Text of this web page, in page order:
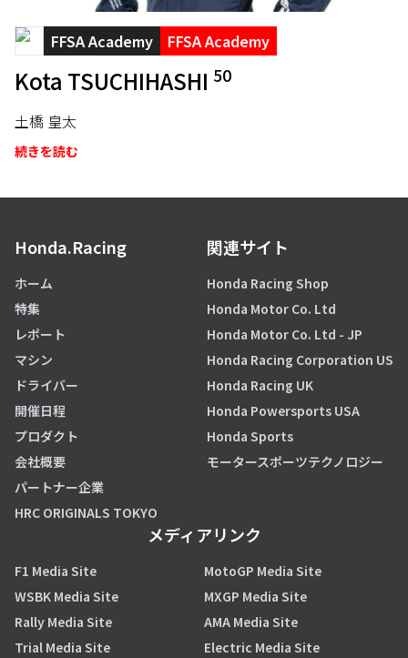
FFSA Academy FFSA Academy
Kota TSUCHIHASHI 50
土橋 皇太
続きを読む
Honda.Racing
ホーム
特集
レポート
マシン
ドライバー
開催日程
プロダクト
会社概要
パートナー企業
HRC ORIGINALS TOKYO
関連サイト
Honda Racing Shop
Honda Motor Co. Ltd
Honda Motor Co. Ltd - JP
Honda Racing Corporation US
Honda Racing UK
Honda Powersports USA
Honda Sports
モータースポーツテクノロジー
メディアリンク
F1 Media Site
MotoGP Media Site
WSBK Media Site
MXGP Media Site
Rally Media Site
AMA Media Site
Trial Media Site
Electric Media Site